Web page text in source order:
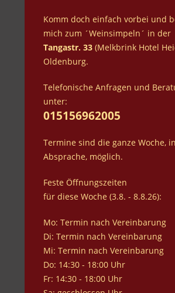
Komm doch einfach vorbei und
mich zum ´Weinsimpeln´ in der
Tangastr. 33 (Melkbrink Hotel
Oldenburg.
Telefonische Anfragen und
unter:
015156962005
Termine sind die ganze Woche, in
Absprache, möglich.
Feste Öffnungszeiten
für diese Woche (3.8. - 8.8.26):
Mo: Termin nach Vereinbarung
Di: Termin nach Vereinbarung
Mi: Termin nach Vereinbarung
Do: 14:30 - 18:00 Uhr
Fr: 14:30 - 18:00 Uhr